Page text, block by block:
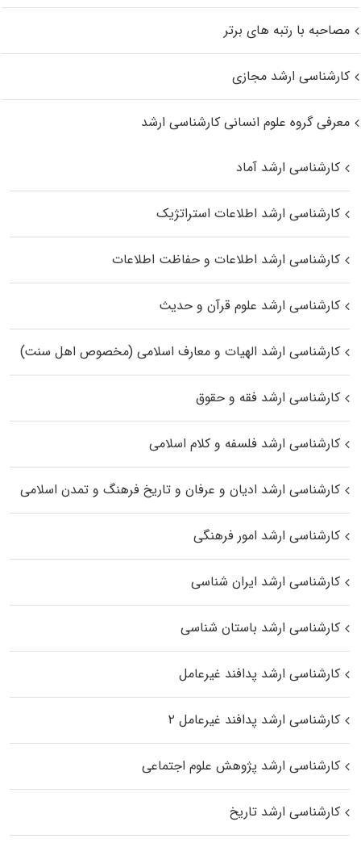
مصاحبه با رتبه های برتر
کارشناسی ارشد مجازی
معرفی گروه علوم انسانی کارشناسی ارشد
کارشناسی ارشد آماد
کارشناسی ارشد اطلاعات استراتژیک
کارشناسی ارشد اطلاعات و حفاظت اطلاعات
کارشناسی ارشد علوم قرآن و حدیث
کارشناسی ارشد الهیات و معارف اسلامی (مخصوص اهل سنت)
کارشناسی ارشد فقه و حقوق
کارشناسی ارشد فلسفه و کلام اسلامی
کارشناسی ارشد ادیان و عرفان و تاریخ فرهنگ و تمدن اسلامی
کارشناسی ارشد امور فرهنگی
کارشناسی ارشد ایران شناسی
کارشناسی ارشد باستان شناسی
کارشناسی ارشد پدافند غیرعامل
کارشناسی ارشد پدافند غیرعامل ۲
کارشناسی ارشد پژوهش علوم اجتماعی
کارشناسی ارشد تاریخ